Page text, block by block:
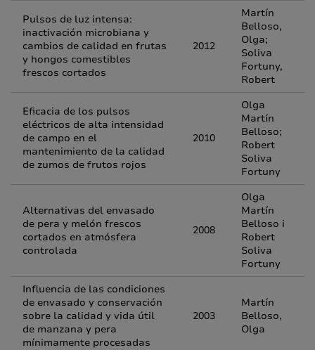
Pulsos de luz intensa:
inactivación microbiana y
cambios de calidad en frutas
y hongos comestibles
frescos cortados
2012
Martín
Belloso,
Olga;
Soliva
Fortuny,
Robert
Eficacia de los pulsos
eléctricos de alta intensidad
de campo en el
mantenimiento de la calidad
de zumos de frutos rojos
2010
Olga
Martín
Belloso;
Robert
Soliva
Fortuny
Alternativas del envasado
de pera y melón frescos
cortados en atmósfera
controlada
2008
Olga
Martín
Belloso i
Robert
Soliva
Fortuny
Influencia de las condiciones
de envasado y conservación
sobre la calidad y vida útil
de manzana y pera
mínimamente procesadas
2003
Martín
Belloso,
Olga